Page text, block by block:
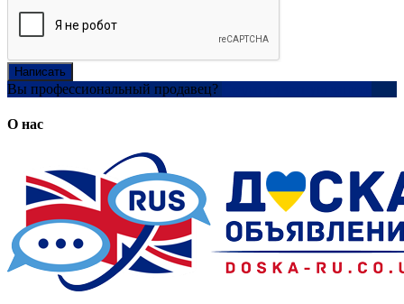
Написать
Вы профессиональный продавец?
О нас